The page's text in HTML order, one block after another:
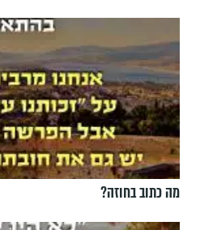
מה כתוב בחוזה?